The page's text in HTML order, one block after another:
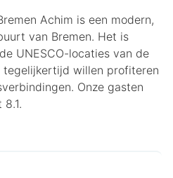
Achim is een modern,
van Bremen. Het is
UNESCO-locaties van de
tegelijkertijd willen profiteren
Onze gasten